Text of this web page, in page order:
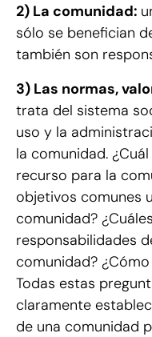
2) La comunidad:
sólo se benefician
también son
3) Las normas,
trata del sistema
uso y la
la comunidad.
recurso para la
objetivos comunes
comunidad?
responsabilidades
comunidad?
Todas estas
claramente
de una comunidad